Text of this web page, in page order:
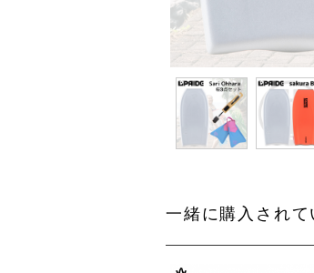
一緒に購入されて